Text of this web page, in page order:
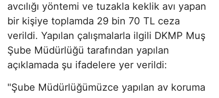
avcılığı yöntemi ve tuzakla keklik avı yapan
bir kişiye toplamda 29 bin 70 TL ceza
verildi. Yapılan çalışmalarla ilgili DKMP Muş
Şube Müdürlüğü tarafından yapılan
açıklamada şu ifadelere yer verildi:
"Şube Müdürlüğümüzce yapılan av koruma